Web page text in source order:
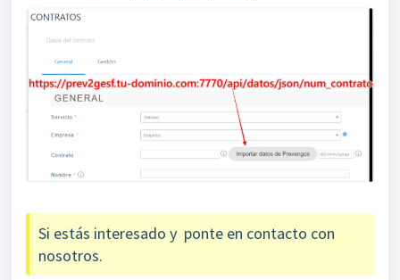
Si estás interesado y ponte en contacto con
nosotros.